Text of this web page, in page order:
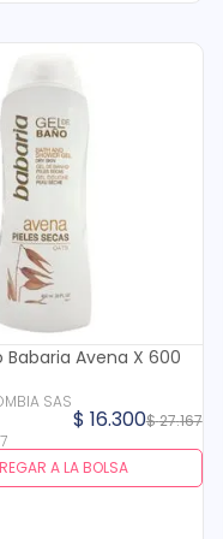
Babaria Avena X 600
SAS
$27.167
$ 16.300
A LA BOLSA